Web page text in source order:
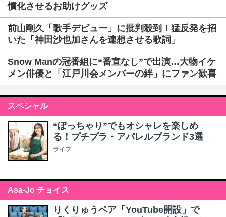
慣化させるお助けグッズ
前山剛久「歌手デビュー」に批判殺到！猛反発を招
いた「神田沙也加さんを連想させる歌詞」
Snow Manの冠番組に“番宣なし”で出演…大物イケ
メン俳優と「江戸川会メンバーの絆」にファン歓喜
スペシャル
“ぽっちゃり”でもオシャレを楽しめ
る！プチプラ・アパレルブランド3選
ライフ
Asa-Jo チョイス
りくりゅうペア「YouTube開設」で